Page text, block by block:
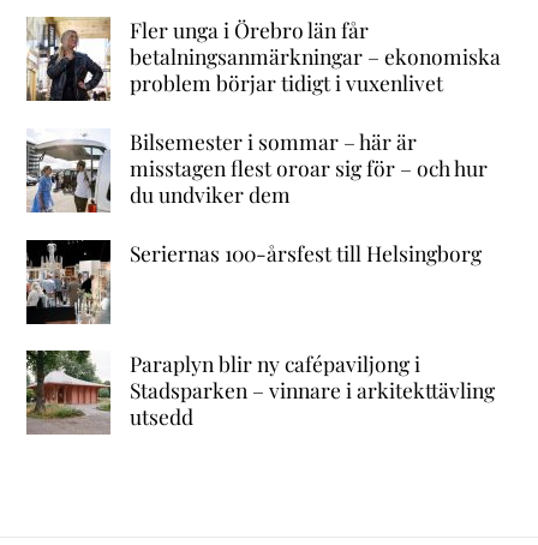
Fler unga i Örebro län får
betalningsanmärkningar – ekonomiska
problem börjar tidigt i vuxenlivet
Bilsemester i sommar – här är
misstagen flest oroar sig för – och hur
du undviker dem
Seriernas 100-årsfest till Helsingborg
Paraplyn blir ny cafépaviljong i
Stadsparken – vinnare i arkitekttävling
utsedd